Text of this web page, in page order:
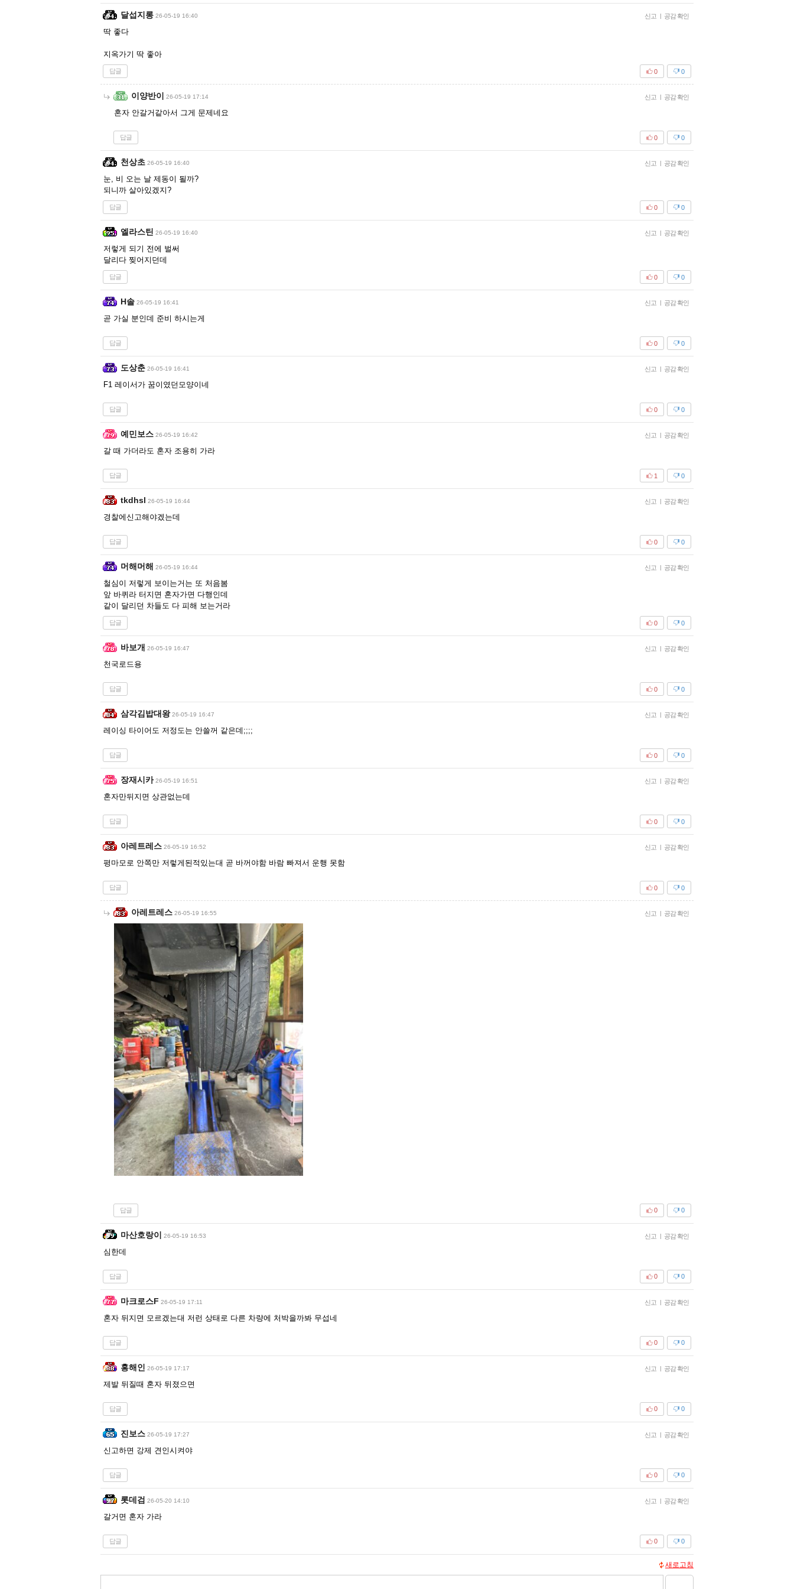
달섭지롱 26-05-19 16:40 신고 | 공감 확인
딱 좋다
지옥가기 딱 좋아
답글 0
0
이양반이 26-05-19 17:14 신고 | 공감 확인
혼자 안갈거같아서 그게 문제네요
답글 0
0
천상초 26-05-19 16:40 신고 | 공감 확인
눈, 비 오는 날 제동이 될까?
되니까 살아있겠지?
답글 0
0
엘라스틴 26-05-19 16:40 신고 | 공감 확인
저렇게 되기 전에 벌써
달리다 찢어지던데
답글 0
0
H솔 26-05-19 16:41 신고 | 공감 확인
곧 가실 분인데 준비 하시는게
답글 0
0
도상춘 26-05-19 16:41 신고 | 공감 확인
F1 레이서가 꿈이였던모양이네
답글 0
0
예민보스 26-05-19 16:42 신고 | 공감 확인
갈 때 가더라도 혼자 조용히 가라
답글 0
1
tkdhsl 26-05-19 16:44 신고 | 공감 확인
경찰에신고해야겠는데
답글 0
0
머해머해 26-05-19 16:44 신고 | 공감 확인
철심이 저렇게 보이는거는 또 처음봄
앞 바퀴라 터지면 혼자가면 다행인데
같이 달리던 차들도 다 피해 보는거라
답글 0
0
바보개 26-05-19 16:47 신고 | 공감 확인
천국로드용
답글 0
0
삼각김밥대왕 26-05-19 16:47 신고 | 공감 확인
레이싱 타이어도 저정도는 안쓸꺼 같은데;;;;
답글 0
0
장재시카 26-05-19 16:51 신고 | 공감 확인
혼자만뒤지면 상관없는데
답글 0
0
아레트레스 26-05-19 16:52 신고 | 공감 확인
평마모로 안쪽만 저렇게된적있는대 곧 바꺼야함 바람 빠져서 운행 못함
답글 0
0
아레트레스 26-05-19 16:55 신고 | 공감 확인
답글 0
0
마산호랑이 26-05-19 16:53 신고 | 공감 확인
심한데
답글 0
0
마크로스F 26-05-19 17:11 신고 | 공감 확인
혼자 뒤지면 모르겠는대 저런 상태로 다른 차량에 처박을까봐 무섭네
답글 0
0
홍해인 26-05-19 17:17 신고 | 공감 확인
제발 뒤질때 혼자 뒤졌으면
답글 0
0
진보스 26-05-19 17:27 신고 | 공감 확인
신고하면 강제 견인시켜야
답글 0
0
롯데검 26-05-20 14:10 신고 | 공감 확인
갈거면 혼자 가라
답글 0
0
새로고침